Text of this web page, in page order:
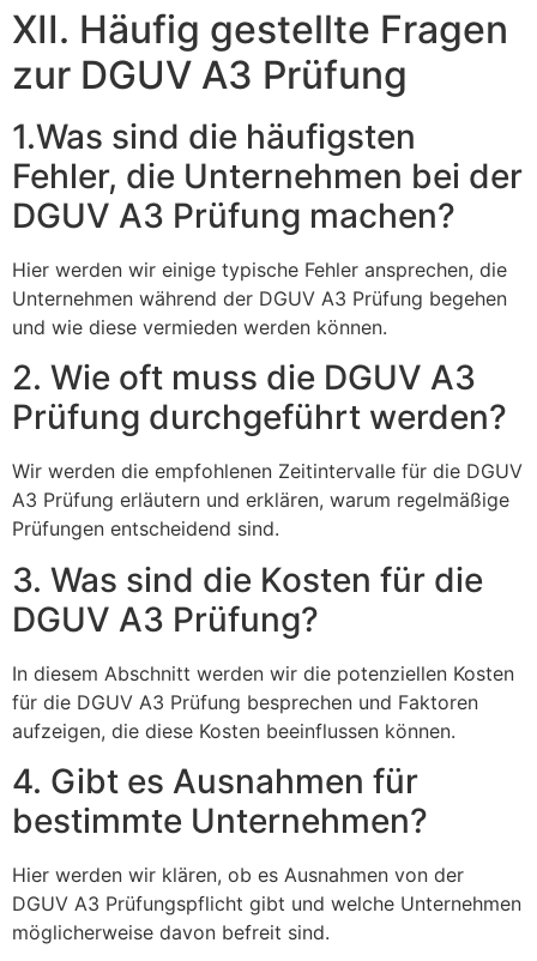
XII. Häufig gestellte Fragen
zur DGUV A3 Prüfung
1.Was sind die häufigsten
Fehler, die Unternehmen bei der
DGUV A3 Prüfung machen?
Hier werden wir einige typische Fehler ansprechen, die
Unternehmen während der DGUV A3 Prüfung begehen
und wie diese vermieden werden können.
2. Wie oft muss die DGUV A3
Prüfung durchgeführt werden?
Wir werden die empfohlenen Zeitintervalle für die DGUV
A3 Prüfung erläutern und erklären, warum regelmäßige
Prüfungen entscheidend sind.
3. Was sind die Kosten für die
DGUV A3 Prüfung?
In diesem Abschnitt werden wir die potenziellen Kosten
für die DGUV A3 Prüfung besprechen und Faktoren
aufzeigen, die diese Kosten beeinflussen können.
4. Gibt es Ausnahmen für
bestimmte Unternehmen?
Hier werden wir klären, ob es Ausnahmen von der
DGUV A3 Prüfungspflicht gibt und welche Unternehmen
möglicherweise davon befreit sind.